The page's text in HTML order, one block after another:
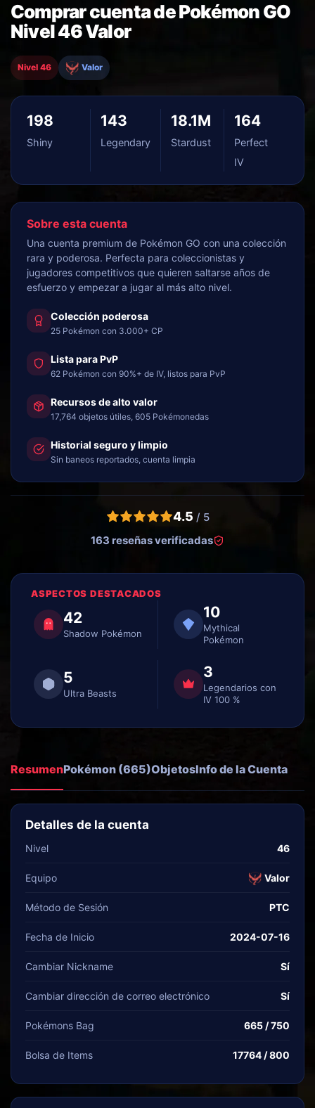
Comprar cuenta de Pokémon GO
Nivel 46 Valor
Nivel 46 Valor
198
Shiny
143
Legendary
18.1M
Stardust
164
Perfect
IV
Sobre esta cuenta
Una cuenta premium de Pokémon GO con una colección
rara y poderosa. Perfecta para coleccionistas y
jugadores competitivos que quieren saltarse años de
esfuerzo y empezar a jugar al más alto nivel.
Colección poderosa
25 Pokémon con 3.000+ CP
Lista para PvP
62 Pokémon con 90%+ de IV, listos para PvP
Recursos de alto valor
17,764 objetos útiles, 605 Pokémonedas
Historial seguro y limpio
Sin baneos reportados, cuenta limpia
4.5 / 5
163 reseñas verificadas
ASPECTOS DESTACADOS
42
Shadow Pokémon
10
Mythical
Pokémon
5
Ultra Beasts
3
Legendarios con
IV 100 %
ResumenPokémon (665)ObjetosInfo de la Cuenta
Detalles de la cuenta
Nivel 46
Equipo Valor
Método de Sesión PTC
Fecha de Inicio 2024-07-16
Cambiar Nickname Sí
Cambiar dirección de correo electrónico Sí
Pokémons Bag 665 / 750
Bolsa de Items 17764 / 800